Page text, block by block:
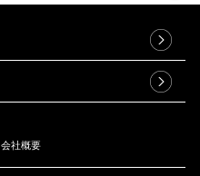
会社概要